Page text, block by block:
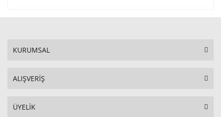
KURUMSAL
ALIŞVERİŞ
ÜYELİK